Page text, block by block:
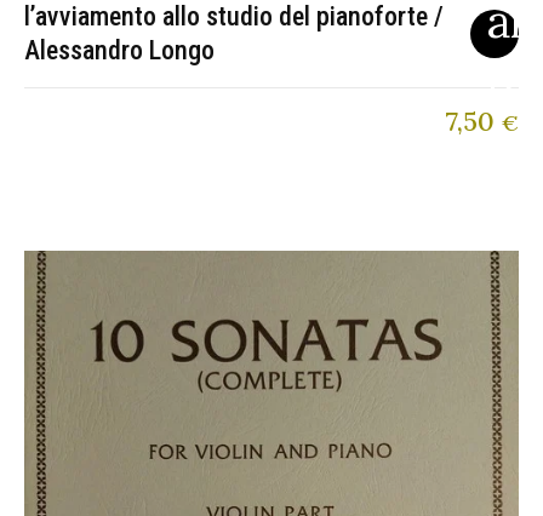
l’avviamento allo studio del pianoforte /
Alessandro Longo
7,50 €